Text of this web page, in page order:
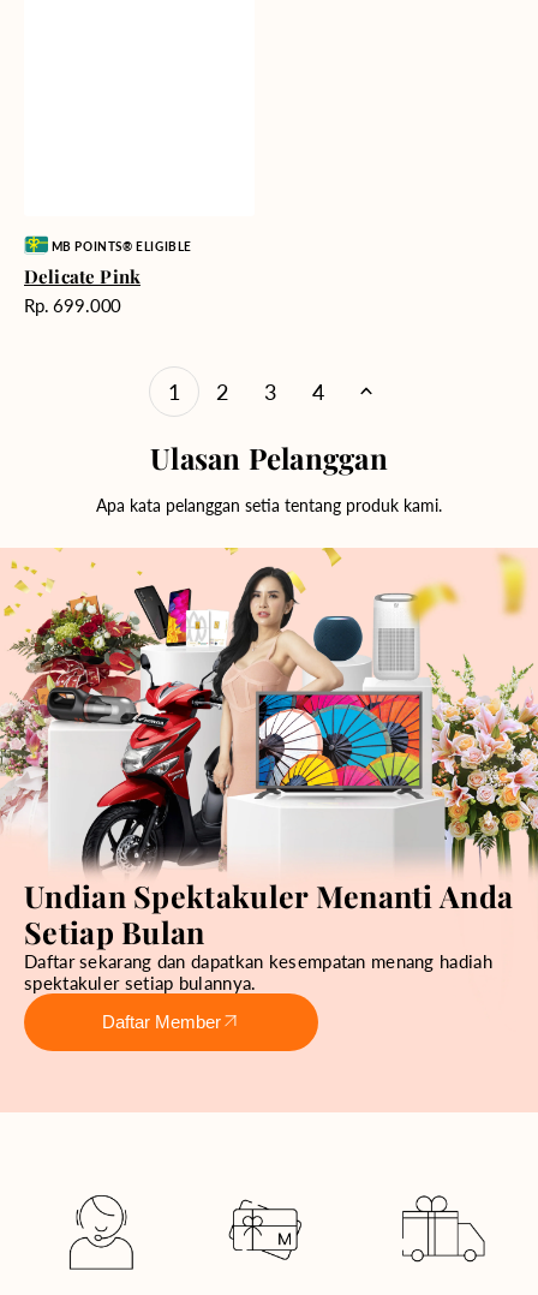
Vendor:MB POINTS® ELIGIBLE
Delicate Pink
Harga
Rp. 699.000
1 2 3 4
Ulasan Pelanggan
Apa kata pelanggan setia tentang produk kami.
Undian Spektakuler Menanti Anda
Setiap Bulan
Daftar sekarang dan dapatkan kesempatan menang hadiah
spektakuler setiap bulannya.
Daftar Member